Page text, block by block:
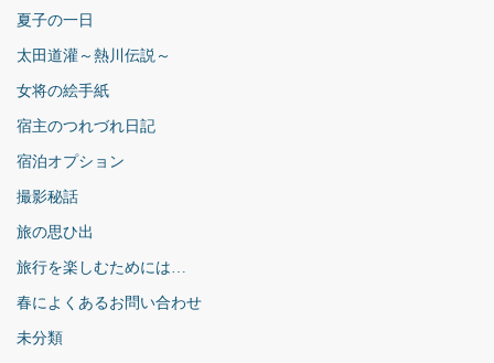
夏子の一日
太田道灌～熱川伝説～
女将の絵手紙
宿主のつれづれ日記
宿泊オプション
撮影秘話
旅の思ひ出
旅行を楽しむためには…
春によくあるお問い合わせ
未分類